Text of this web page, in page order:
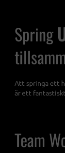
Spring
Att springa ett
är ett
Team